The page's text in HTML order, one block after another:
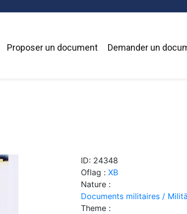
Proposer un document Demander un
ID: 24348
Oflag : XB
Nature :
Documents militaires /
Theme :